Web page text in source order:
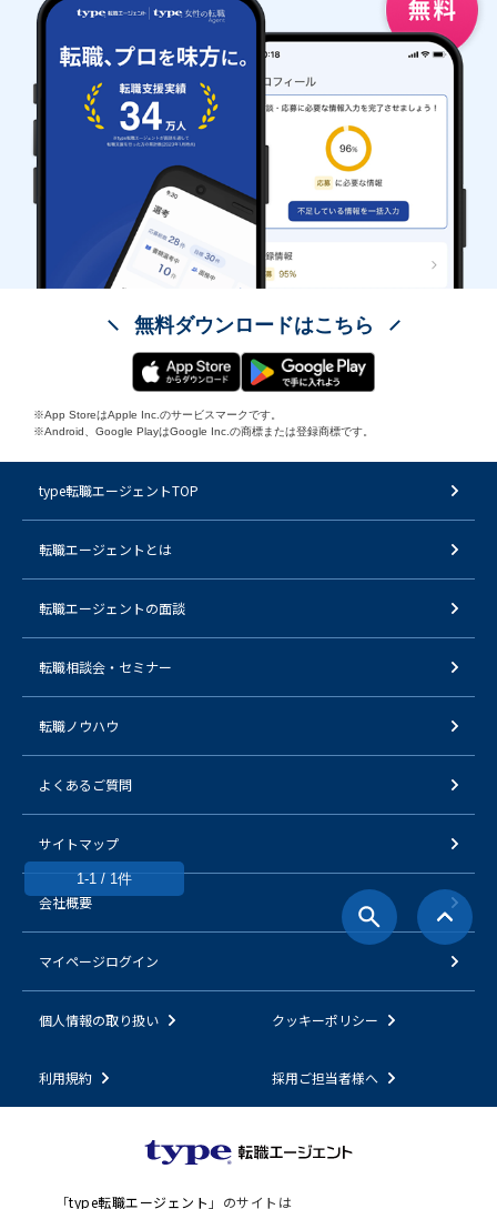
1-1 / 1件
無料ダウンロードはこちら
※App StoreはApple Inc.のサービスマークです。
※Android、Google PlayはGoogle Inc.の商標または登録商標です。
type転職エージェントTOP
転職エージェントとは
転職エージェントの面談
転職相談会・セミナー
転職ノウハウ
よくあるご質問
サイトマップ
会社概要
マイページログイン
個人情報の取り扱い クッキーポリシー
利用規約 採用ご担当者様へ
「type転職エージェント 」のサイトは